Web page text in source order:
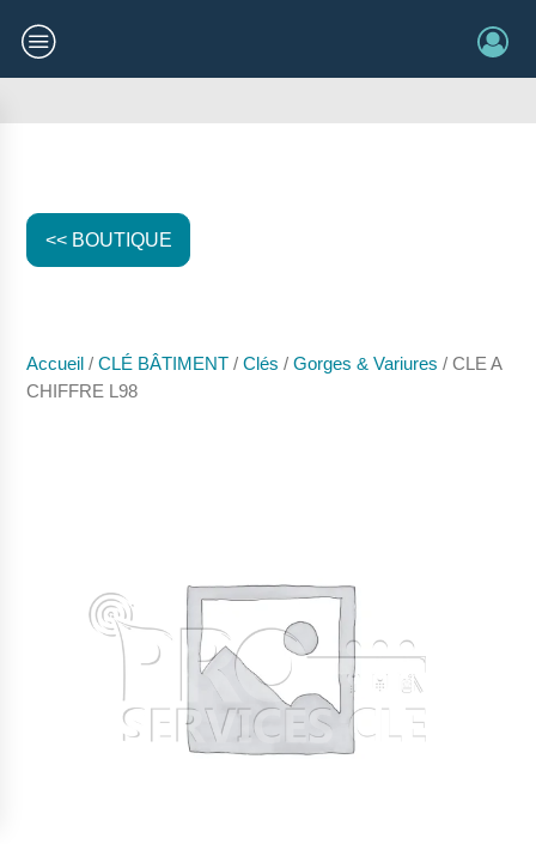
<< BOUTIQUE
Accueil /CLÉ BÂTIMENT /Clés /Gorges & Variures / CLE A
CHIFFRE L98